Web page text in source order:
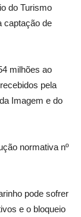
do Turismo
captação de
milhões ao
pela
Imagem e do
normativa nº
pode sofrer
e o bloqueio